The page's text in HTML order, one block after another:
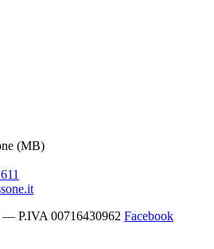
(MB)
P.IVA 00716430962 Facebook